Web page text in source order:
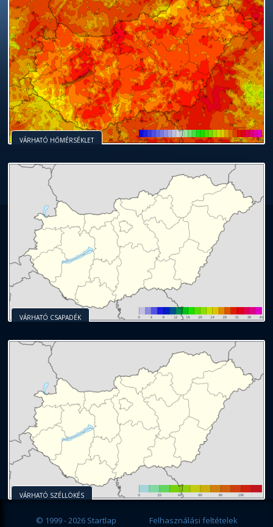
VÁRHATÓ HŐMÉRSÉKLET
VÁRHATÓ CSAPADÉK
VÁRHATÓ SZÉLLÖKÉS
© 1999 - 2026 Startlap Felhasználási feltételek